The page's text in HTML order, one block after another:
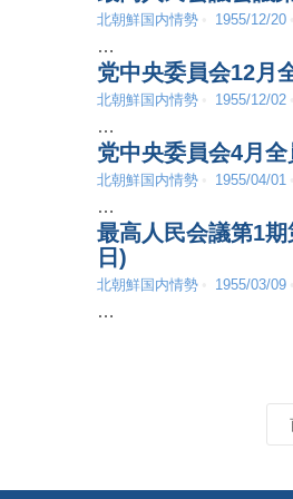
北朝鮮国内情勢 1955/12/20
…
党中央委員会12月
北朝鮮国内情勢 1955/12/02
…
党中央委員会4月
北朝鮮国内情勢 1955/04/01
…
最高人民会議第1
日)
北朝鮮国内情勢 1955/03/09
…